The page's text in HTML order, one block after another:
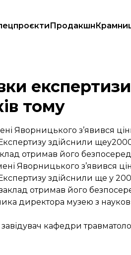
Продакшн
експертизи
тому
Яворницького з’явився
здійснили
отримав його
Яворницького з’явився
здійснили ще у
отримав його
директора музею з
кафедри